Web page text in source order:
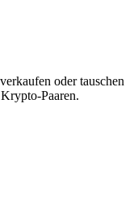
oder tauschen
Paaren.